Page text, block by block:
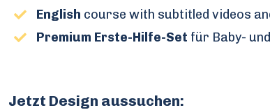
English course with subtitled videos
Premium Erste-Hilfe-Set für Baby-
Jetzt Design aussuchen: